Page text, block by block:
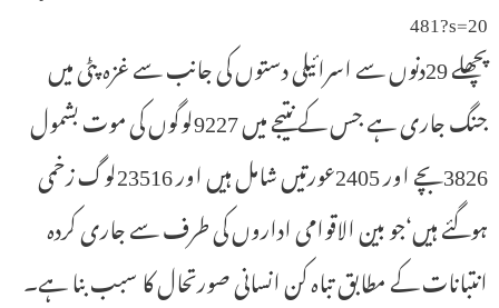
481?s=20
پچھلے 29دنوں سے اسرائیلی دستوں کی جانب سے غزہ پٹی میں
جنگ جاری ہے جس کے نتیجے میں 9227لوگوں کی موت بشمول
3826بچے اور 2405عورتیں شامل ہیں اور 23516لوگ زخمی
ہوگئے ہیں‘جو بین الاقوامی اداروں کی طرف سے جاری کردہ
انتبانات کے مطابق تباہ کن انسانی صورتحال کا سبب بنا ہے۔